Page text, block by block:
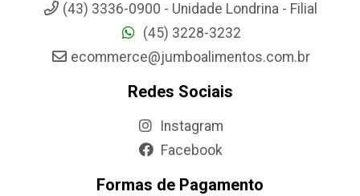
(43) 3336-0900 - Unidade Londrina - Filial
(45) 3228-3232
ecommerce@jumboalimentos.com.br
Redes Sociais
Instagram
Facebook
Formas de Pagamento